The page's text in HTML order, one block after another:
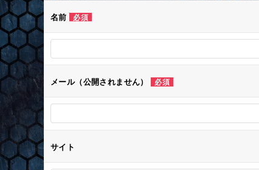
ゲ
ー
シ
ョ
ン
名前 必須
メール（公開されません） 必須
サイト